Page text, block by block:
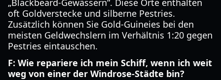
„Blackbeard-Gewässern“. Diese Orte enthalten
oft Goldverstecke und silberne Pestries.
Zusätzlich können Sie Gold-Guineies bei den
meisten Geldwechslern im Verhältnis 1:20 gegen
Pestries eintauschen.
F: Wie repariere ich mein Schiff, wenn ich weit
weg von einer der Windrose-Städte bin?